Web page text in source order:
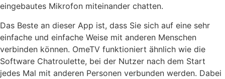
eingebautes Mikrofon miteinander chatten.
Das Beste an dieser App ist, dass Sie sich auf eine sehr
einfache und einfache Weise mit anderen Menschen
verbinden können. OmeTV funktioniert ähnlich wie die
Software Chatroulette, bei der Nutzer nach dem Start
jedes Mal mit anderen Personen verbunden werden. Dabei